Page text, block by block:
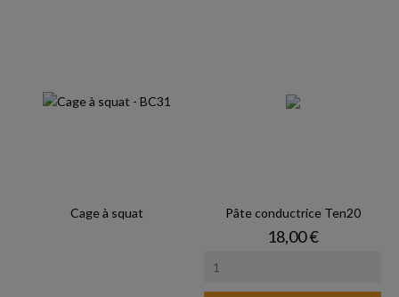
Cage à squat Pâte conductrice Ten20
Prix
18,00 €